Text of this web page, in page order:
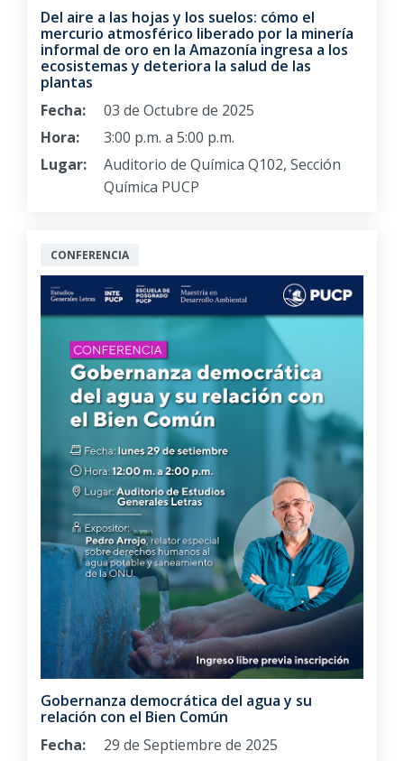
Del aire a las hojas y los suelos: cómo el
mercurio atmosférico liberado por la minería
informal de oro en la Amazonía ingresa a los
ecosistemas y deteriora la salud de las
plantas
Fecha:
03 de Octubre de 2025
Hora:
3:00 p.m. a 5:00 p.m.
Lugar:
Auditorio de Química Q102, Sección
Química PUCP
CONFERENCIA
Gobernanza democrática del agua y su
relación con el Bien Común
Fecha:
29 de Septiembre de 2025